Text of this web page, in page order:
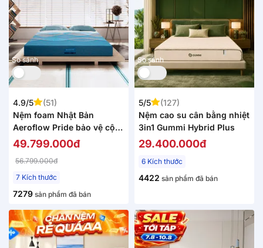
So sánh
4.9/5
(51)
Nệm foam Nhật Bản
Aeroflow Pride bảo vệ cột
sống dày 22cm
49.799.000đ
56.799.000đ
7 Kích thước
7279 sản phẩm đã bán
So sánh
5/5
(127)
Nệm cao su cân bằng nhiệt
3in1 Gummi Hybrid Plus
29.400.000đ
6 Kích thước
4422 sản phẩm đã bán